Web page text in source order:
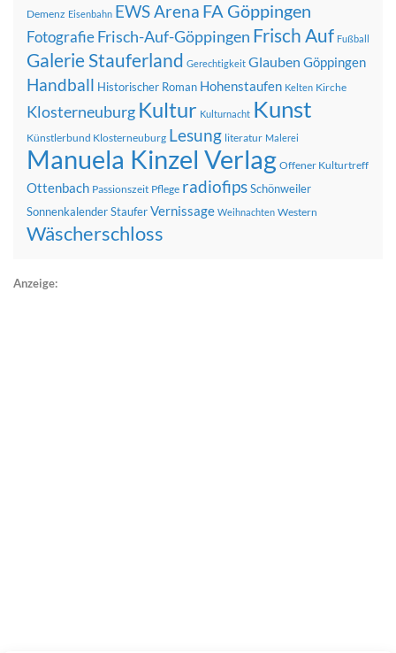
Demenz Eisenbahn EWS Arena FA Göppingen
FotografieFrisch-Auf-Göppingen Frisch Auf Fußball
Galerie Stauferland Gerechtigkeit Glauben Göppingen
Handball Historischer Roman Hohenstaufen Kelten Kirche
Klosterneuburg Kultur Kulturnacht Kunst
Künstlerbund Klosterneuburg Lesung literatur Malerei
Manuela Kinzel Verlag Offener Kulturtreff
Ottenbach Passionszeit Pflege radiofipsSchönweiler
SonnenkalenderStauferVernissage Weihnachten Western
Wäscherschloss
Anzeige: